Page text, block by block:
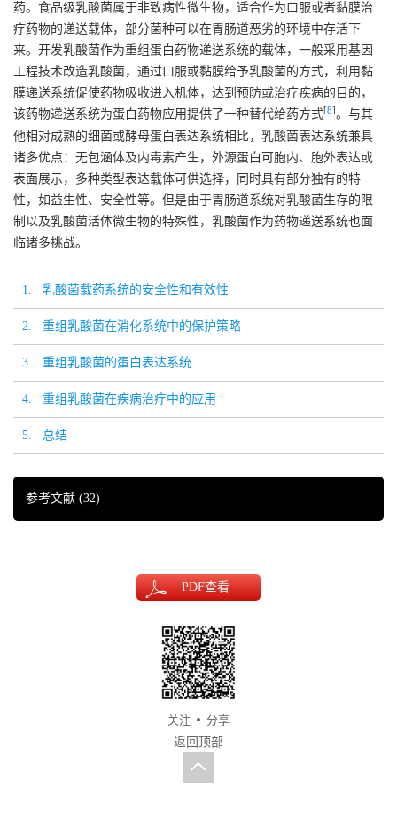
药。食品级乳酸菌属于非致病性微生物，适合作为口服或者黏膜治
疗药物的递送载体，部分菌种可以在胃肠道恶劣的环境中存活下
来。开发乳酸菌作为重组蛋白药物递送系统的载体，一般采用基因
工程技术改造乳酸菌，通过口服或黏膜给予乳酸菌的方式，利用黏
膜递送系统促使药物吸收进入机体，达到预防或治疗疾病的目的，
该药物递送系统为蛋白药物应用提供了一种替代给药方式[8]。与其
他相对成熟的细菌或酵母蛋白表达系统相比，乳酸菌表达系统兼具
诸多优点：无包涵体及内毒素产生，外源蛋白可胞内、胞外表达或
表面展示，多种类型表达载体可供选择，同时具有部分独有的特
性，如益生性、安全性等。但是由于胃肠道系统对乳酸菌生存的限
制以及乳酸菌活体微生物的特殊性，乳酸菌作为药物递送系统也面
临诸多挑战。
1. 乳酸菌载药系统的安全性和有效性
2. 重组乳酸菌在消化系统中的保护策略
3. 重组乳酸菌的蛋白表达系统
4. 重组乳酸菌在疾病治疗中的应用
5. 总结
参考文献 (32)
PDF查看
关注
分享
返回顶部